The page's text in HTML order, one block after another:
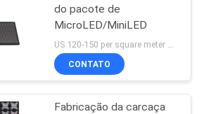
do pacote de
MicroLED/MiniLED
CONTATO
Fabricação da carcaça